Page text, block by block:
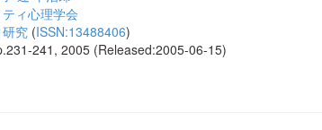
ィ心理学会
究 (ISSN:13488406)
241, 2005 (Released:2005-06-15)